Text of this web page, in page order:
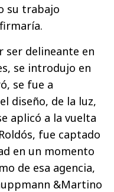
su trabajo
delineante en
se introdujo en
se fue a
diseño, de la luz,
aplicó a la vuelta
fue captado
en un momento
de esa agencia,
&Martino